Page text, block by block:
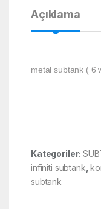
Açıklama
metal subtank ( 6
Kategoriler:
infiniti subtank ,
subtank